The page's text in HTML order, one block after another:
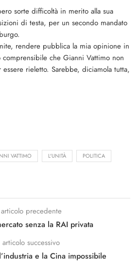
sorte difficoltà in merito alla sua
di testa, per un secondo mandato
rendere pubblica la mia opinione in
che Gianni Vattimo non
rieletto. Sarebbe, diciamola tutta,
VATTIMO L'UNITÀ POLITICA
articolo precedente
senza la RAI privata
articolo successivo
e la Cina impossibile